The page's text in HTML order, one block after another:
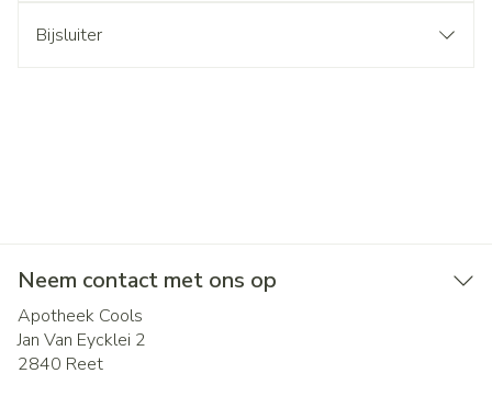
Bijsluiter
Neem contact met ons op
Apotheek Cools
Jan Van Eycklei 2
2840 Reet